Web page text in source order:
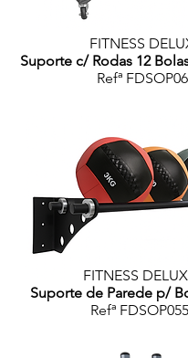
FITNESS
Suporte de Parede p/
Refª FDSOP055
FITNESS
Suporte c/ Rodas 12
Refª